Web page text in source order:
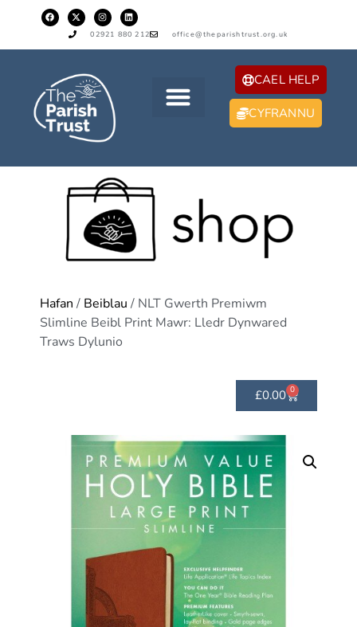
02921 880 212 office@theparishtrust.org.uk
CAEL HELP
CYFRANNU
Hafan / Beiblau / NLT Gwerth Premiwm
Slimline Beibl Print Mawr: Lledr Dynwared
Traws Dylunio
£0.00 0